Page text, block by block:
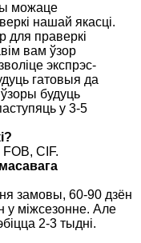
можаце
нашай якасці.
для праверкі
вам ўзор
экспрэс-
гатовыя да
будуць
у 3-5
CIF.
замовы, 60-90 дзён
у міжсезонне. Але
2-3 тыдні.